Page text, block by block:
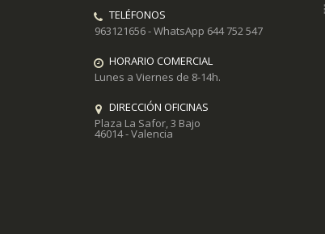
TELÉFONOS
963121656 - WhatsApp 644 752 547
HORARIO COMERCIAL
Lunes a Viernes de 8-14h.
DIRECCIÓN OFICINAS
Plaza La Safor, 3 Bajo
46014 - Valencia